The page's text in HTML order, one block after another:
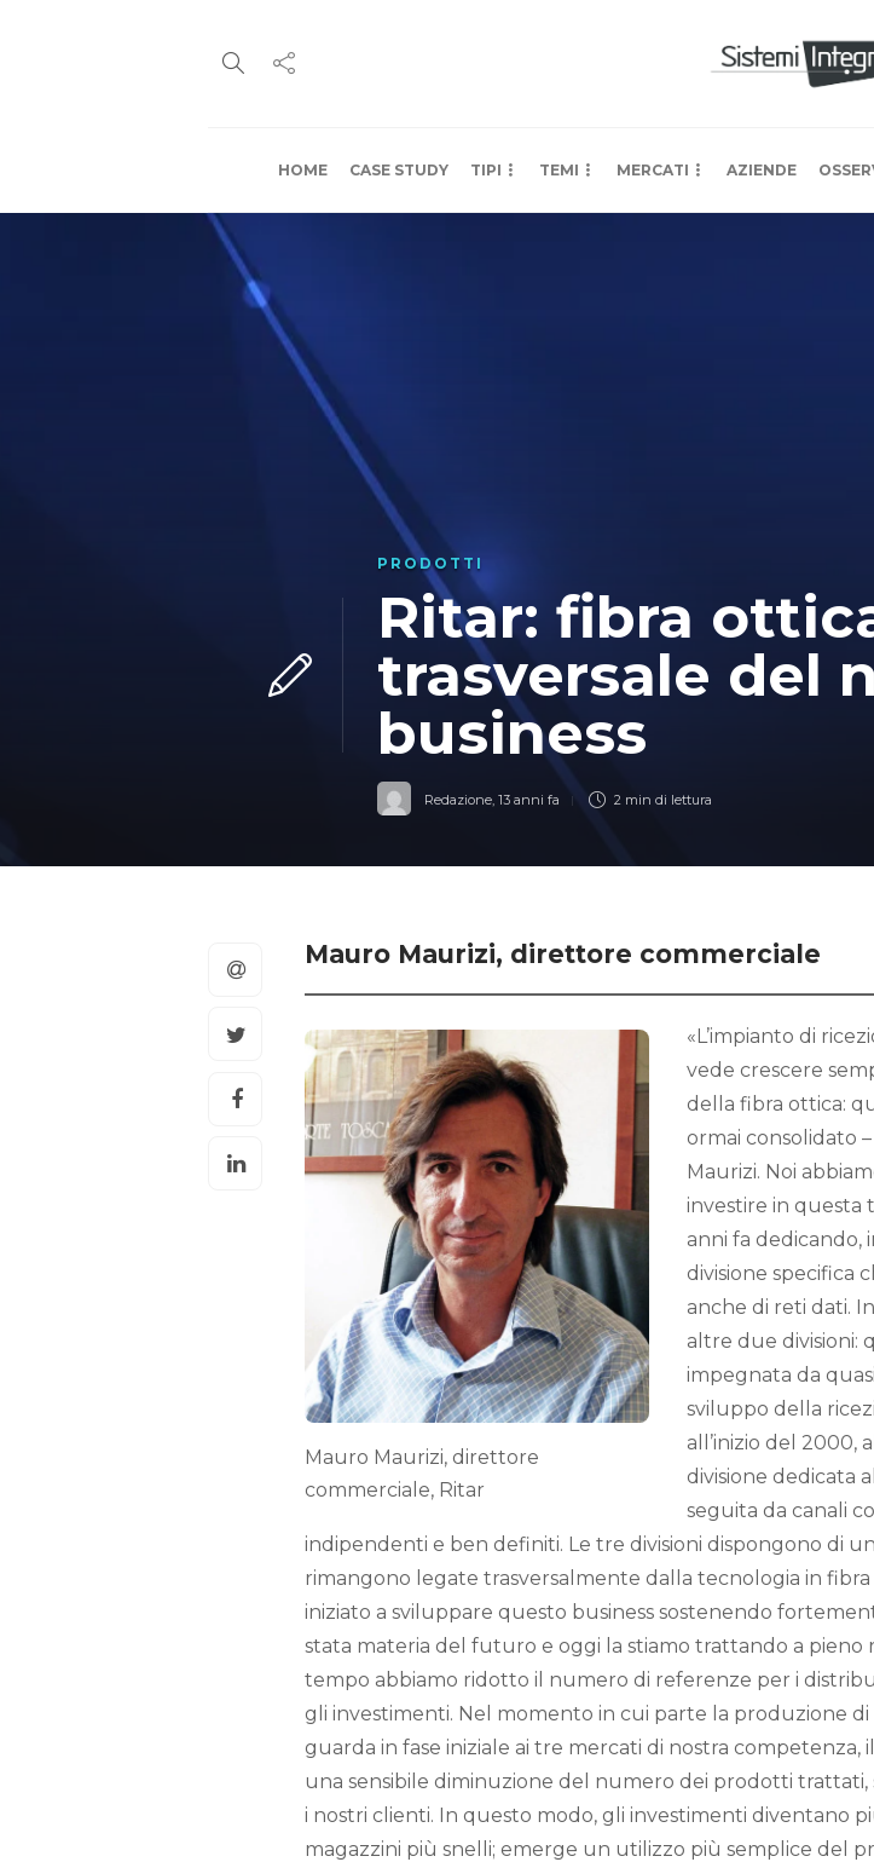
HOME CASE STUDY TIPI TEMI MERCATI AZIENDE
PRODOTTI
Ritar: fibra
trasversale del
business
Redazione, 13 anni fa 2 min di lettura
Mauro Maurizi, direttore commerciale
Mauro Maurizi, direttore
commerciale, Ritar
«L’impianto di
vede crescere
della fibra ottica:
ormai consolidato
Maurizi. Noi
investire in questa
anni fa dedicando,
divisione specifica
anche di reti dati.
altre due divisioni:
impegnata da
sviluppo della
all’inizio del 2000,
divisione dedicata
seguita da canali
indipendenti e ben definiti. Le tre divisioni dispongono di
rimangono legate trasversalmente dalla tecnologia in fibra
iniziato a sviluppare questo business sostenendo
stata materia del futuro e oggi la stiamo trattando a pieno
tempo abbiamo ridotto il numero di referenze per i
gli investimenti. Nel momento in cui parte la produzione
guarda in fase iniziale ai tre mercati di nostra competenza,
una sensibile diminuzione del numero dei prodotti trattati,
i nostri clienti. In questo modo, gli investimenti diventano
magazzini più snelli; emerge un utilizzo più semplice del